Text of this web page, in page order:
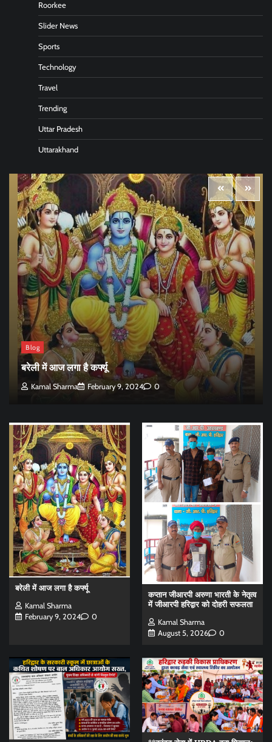
Roorkee
Slider News
Sports
Technology
Travel
Trending
Uttar Pradesh
Uttarakhand
Blog
बरेली में आज लगा है कर्फ्यू
Kamal Sharma February 9, 2024 0
बरेली में आज लगा है कर्फ्यू
Kamal Sharma
February 9, 2024
0
कप्तान जीआरपी अरुणा भारती के नेतृत्व
में जीआरपी हरिद्वार को दोहरी सफलता
Kamal Sharma
August 5, 2026
0